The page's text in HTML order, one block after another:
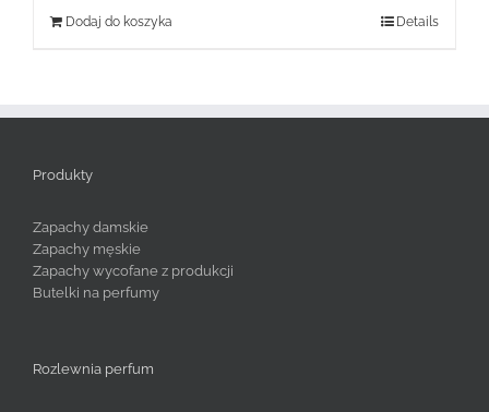
Dodaj do koszyka Details
Produkty
Zapachy damskie
Zapachy męskie
Zapachy wycofane z produkcji
Butelki na perfumy
Rozlewnia perfum